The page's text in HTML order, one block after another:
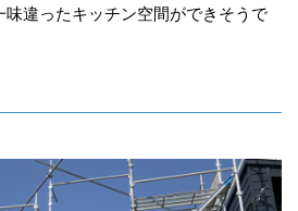
味違ったキッチン空間ができそうで